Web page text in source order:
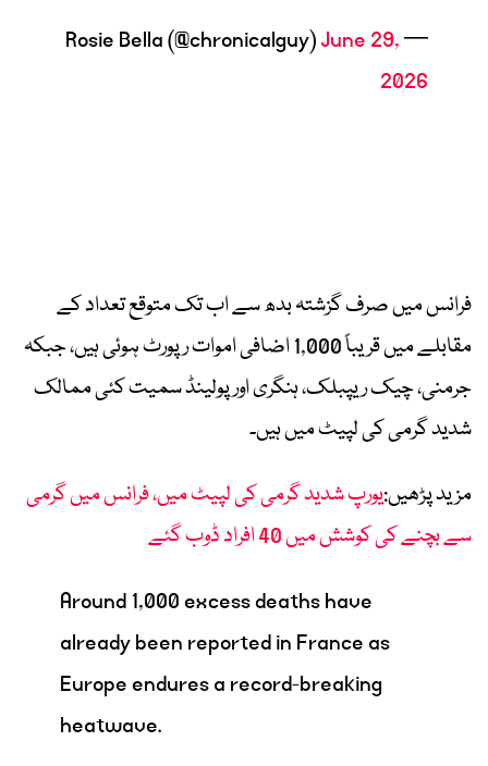
— Rosie Bella (@chronicalguy)
June 29,
2026
فرانس میں صرف گزشتہ بدھ سے اب تک متوقع تعداد کے
مقابلے میں قریباً 1,000 اضافی اموات رپورٹ ہوئی ہیں، جبکہ
جرمنی، چیک ریپبلک، ہنگری اور پولینڈ سمیت کئی ممالک
شدید گرمی کی لپیٹ میں ہیں۔
مزید پڑھیں:یورپ شدید گرمی کی لپیٹ میں، فرانس میں گرمی
سے بچنے کی کوشش میں 40 افراد ڈوب گئے
Around 1,000 excess deaths have
already been reported in France as
Europe endures a record-breaking
heatwave.